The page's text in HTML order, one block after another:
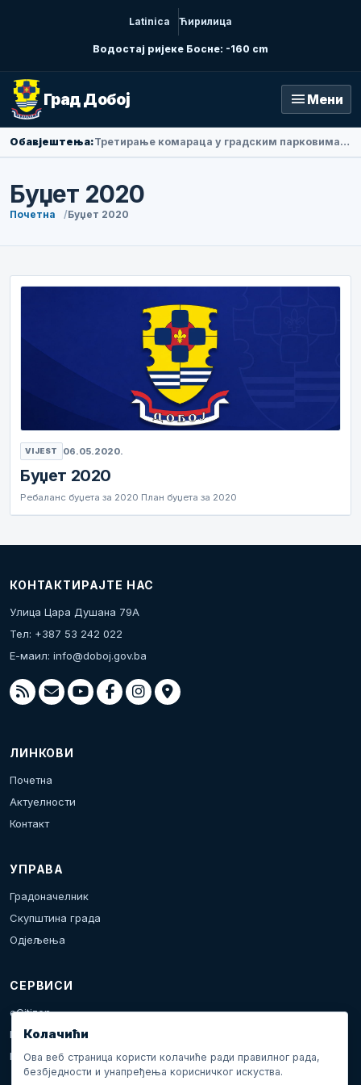
Latinica Ћирилица
Водостај ријеке Босне: -160 cm
Град Добој menu Мени
Обавјештења: Амбасадорка Народне Републике Кине у БиХ Ли Фан посјетила Добој
Буџет 2020
Почетна Буџет 2020
VIJEST 06.05.2020.
Буџет 2020
Ребаланс буџета за 2020 План буџета за 2020
КОНТАКТИРАЈТЕ НАС
Улица Цара Душана 79А
Тел: +387 53 242 022
Е-маил: info@doboj.gov.ba
ЛИНКОВИ
Почетна
Актуелности
Контакт
УПРАВА
Градоначелник
Скупштина града
Одјељења
СЕРВИСИ
eCitizen
Пријава проблема
Календар дешавања
Колачићи
Ова веб страница користи колачиће ради правилног рада,
безбједности и унапређења корисничког искуства.